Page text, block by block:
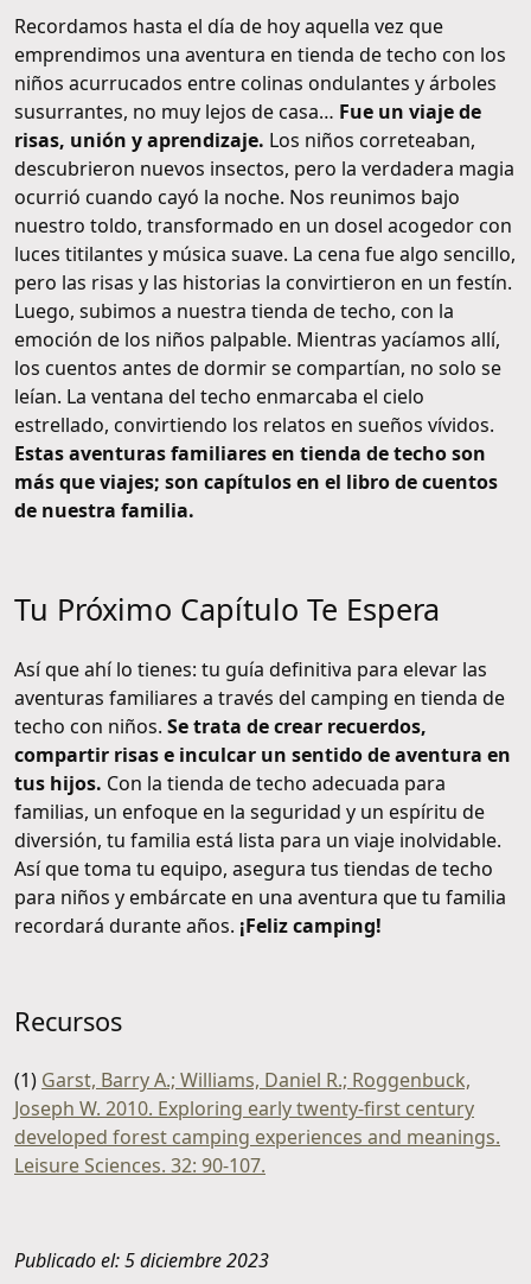
Recordamos hasta el día de hoy aquella vez que
emprendimos una aventura en tienda de techo con los
niños acurrucados entre colinas ondulantes y árboles
susurrantes, no muy lejos de casa… Fue un viaje de
risas, unión y aprendizaje. Los niños correteaban,
descubrieron nuevos insectos, pero la verdadera magia
ocurrió cuando cayó la noche. Nos reunimos bajo
nuestro toldo, transformado en un dosel acogedor con
luces titilantes y música suave. La cena fue algo sencillo,
pero las risas y las historias la convirtieron en un festín.
Luego, subimos a nuestra tienda de techo, con la
emoción de los niños palpable. Mientras yacíamos allí,
los cuentos antes de dormir se compartían, no solo se
leían. La ventana del techo enmarcaba el cielo
estrellado, convirtiendo los relatos en sueños vívidos.
Estas aventuras familiares en tienda de techo son
más que viajes; son capítulos en el libro de cuentos
de nuestra familia.
Tu Próximo Capítulo Te Espera
Así que ahí lo tienes: tu guía definitiva para elevar las
aventuras familiares a través del camping en tienda de
techo con niños. Se trata de crear recuerdos,
compartir risas e inculcar un sentido de aventura en
tus hijos. Con la tienda de techo adecuada para
familias, un enfoque en la seguridad y un espíritu de
diversión, tu familia está lista para un viaje inolvidable.
Así que toma tu equipo, asegura tus tiendas de techo
para niños y embárcate en una aventura que tu familia
recordará durante años. ¡Feliz camping!
Recursos
(1) Garst, Barry A.; Williams, Daniel R.; Roggenbuck,
Joseph W. 2010. Exploring early twenty-first century
developed forest camping experiences and meanings.
Leisure Sciences. 32: 90-107.
Publicado el: 5 diciembre 2023